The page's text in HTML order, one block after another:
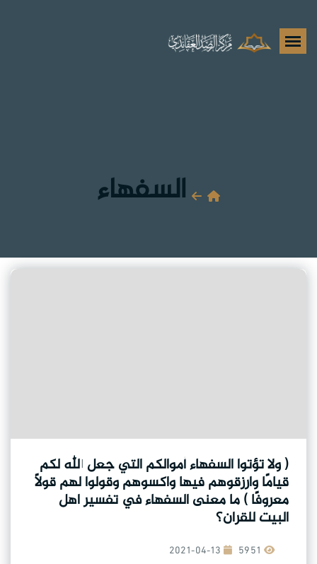
السفهاء
( ولا تؤتوا السفهاء أموالكم التي جعل الله لكم
قيامًا وارزقوهم فيها واكسوهم وقولوا لهم قولًا
معروفًا ) ما معنى السفهاء في تفسير اهل
البيت للقران؟
2021-04-13